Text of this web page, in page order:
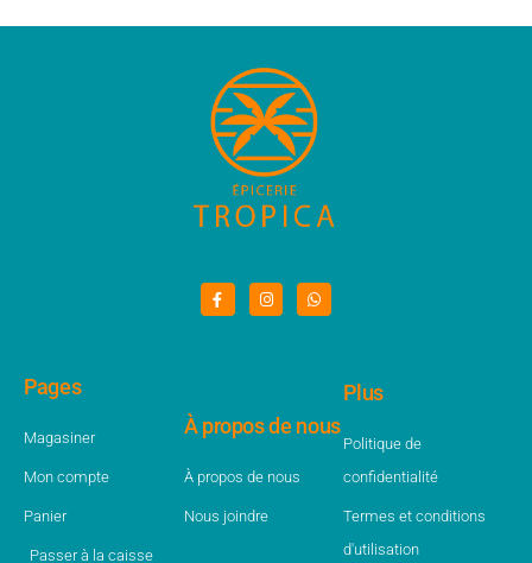
Pages
Magasiner
Mon compte
Panier
Passer à la caisse
À propos de nous
À propos de nous
Nous joindre
Plus
Politique de
confidentialité
Termes et conditions
d'utilisation